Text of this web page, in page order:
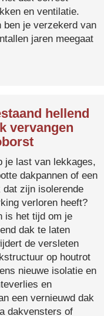
en ventilatie.
ben je verzekerd van
jaren meegaat
hellend
vervangen
je last van lekkages,
dakpannen of een
dat zijn isolerende
verloren heeft?
is het tijd om je
dak te laten
de versleten
op houtrot
nieuwe isolatie en
en
een vernieuwd dak
dakvensters of